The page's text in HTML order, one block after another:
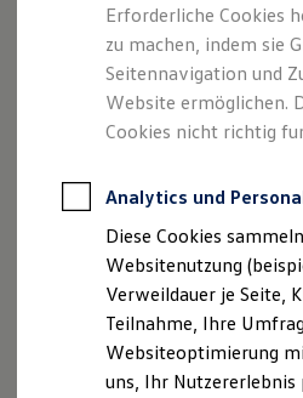
Leasing
Leasing-Angebote
Gebrauchtwagen
Junge
Elektroauto
Kleinwagen-
Leasing ohne
Autokredit mit
Versicherungen und
Kfz-Versicherung
Garantien
Wartungsverträge
Geschäftskunden
Professional
Großkunden
Behörden
Eine Spur
neue
ID. Polo
Erforderliche Cookies
zu machen, indem sie
Seitennavigation und
Website ermöglichen.
Cookies nicht richtig
Analytics und
Diese Cookies
Websitenutzung
Verweildauer je Seite,
Teilnahme, Ihre
Websiteoptimierung
uns, Ihr Nutzererlebnis